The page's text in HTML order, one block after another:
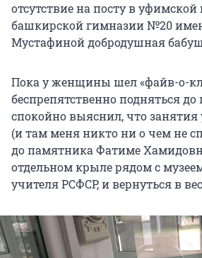
отсутствие на посту в уфимской
башкирской гимназии №20
Мустафиной добродушная
Пока у женщины шел «файв-о-
беспрепятственно подняться
спокойно выяснил, что
(и там меня никто ни о чем не
до памятника Фатиме
отдельном крыле рядом с
учителя РСФСР, и вернуться в